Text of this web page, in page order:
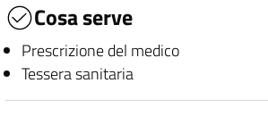
Cosa serve
Prescrizione del medico
Tessera sanitaria